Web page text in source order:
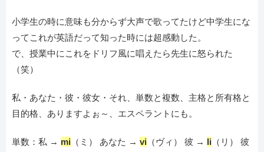
小学生の時に意味も分からず大声で歌ってたけど中学生にな
ってこれが英語だって知った時には超感動した。
で、授業中にこれをドリフ風に唱えたら先生に怒られた
（笑）
私・あなた・彼・彼女・それ、単数と複数、主格と所有格と
目的格、ありますよぉ～、エスペラントにも。
単数：私 → mi （ミ） あなた → vi （ヴィ） 彼 → li （リ） 彼